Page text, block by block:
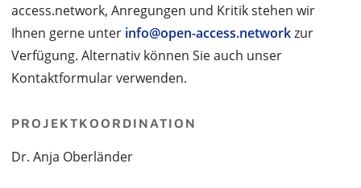
access.network, Anregungen und Kritik stehen wir
Ihnen gerne unter info@open-access.networkzur
Verfügung. Alternativ können Sie auch unser
Kontaktformular verwenden.
PROJEKTKOORDINATION
Dr. Anja Oberländer